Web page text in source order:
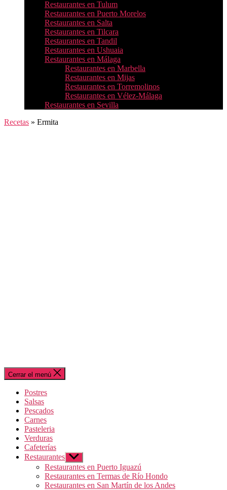
Restaurantes en Tulum
Restaurantes en Puerto Morelos
Restaurantes en Salta
Restaurantes en Tilcara
Restaurantes en Tandil
Restaurantes en Ushuaia
Restaurantes en Málaga
Restaurantes en Marbella
Restaurantes en Mijas
Restaurantes en Torremolinos
Restaurantes en Vélez-Málaga
Restaurantes en Sevilla
Recetas » Ermita
Cerrar el menú
Postres
Salsas
Pescados
Carnes
Pasteleria
Verduras
Cafeterías
Restaurantes Mostrar
el
submenú
Restaurantes en Puerto Iguazú
Restaurantes en Termas de Río Hondo
Restaurantes en San Martín de los Andes